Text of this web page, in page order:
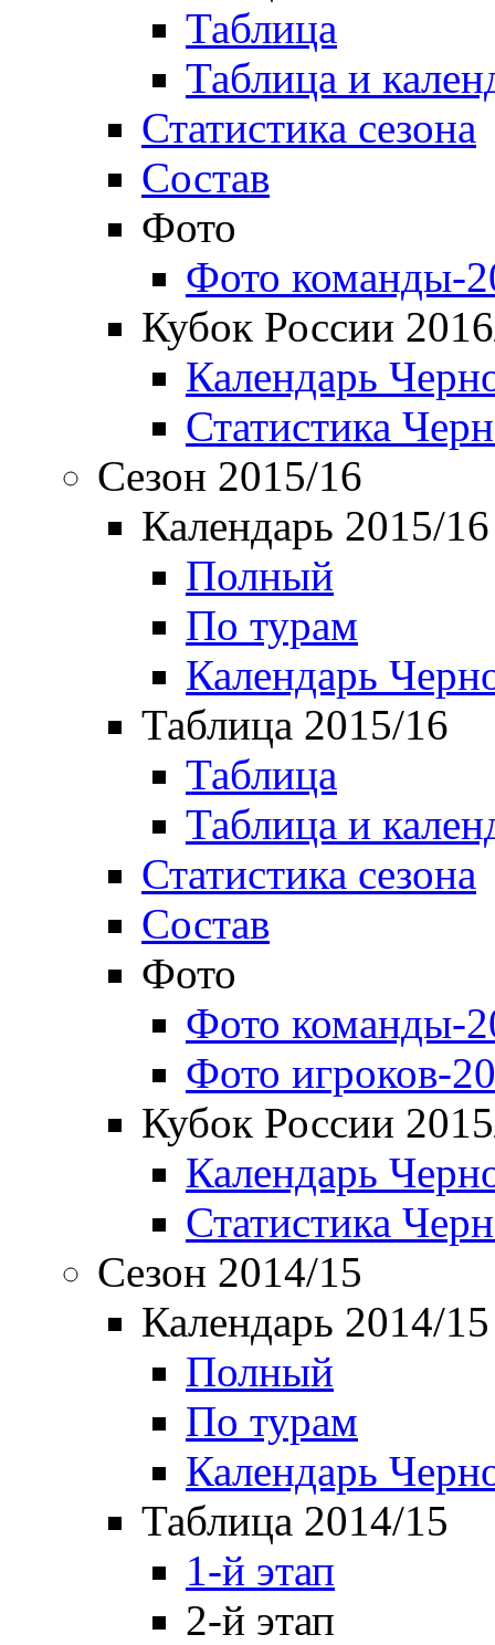
Таблица
Таблица и
Статистика сезона
Состав
Фото
Фото команды-
Кубок России
Календарь
Статистика
Сезон 2015/16
Календарь 2015/16
Полный
По турам
Календарь
Таблица 2015/16
Таблица
Таблица и
Статистика сезона
Состав
Фото
Фото команды-
Фото игроков-
Кубок России
Календарь
Статистика
Сезон 2014/15
Календарь 2014/15
Полный
По турам
Календарь
Таблица 2014/15
1-й этап
2-й этап